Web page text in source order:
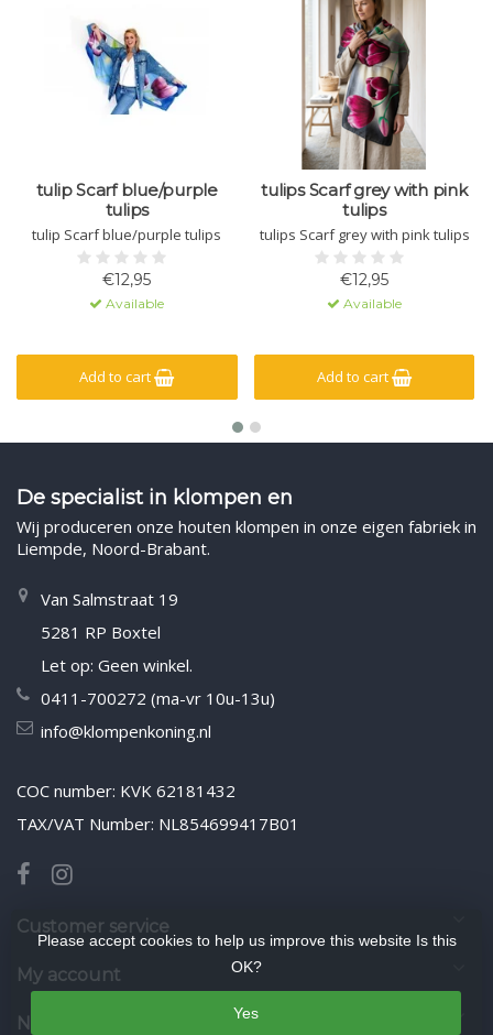
tulip Scarf blue/purple
tulips
tulip Scarf blue/purple tulips
€12,95
Available
Add to cart
tulips Scarf grey with pink
tulips
tulips Scarf grey with pink tulips
€12,95
Available
Add to cart
De specialist in klompen en
Wij produceren onze houten klompen in onze eigen fabriek in
Liempde, Noord-Brabant.
Van Salmstraat 19
5281 RP Boxtel
Let op: Geen winkel.
0411-700272 (ma-vr 10u-13u)
info@klompenkoning.nl
COC number: KVK 62181432
TAX/VAT Number: NL854699417B01
Customer service
My account
Newsletter
Please accept cookies to help us improve this website Is this
OK?
Yes